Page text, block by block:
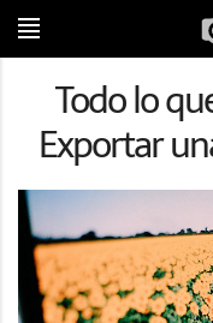
Todo lo
Exportar